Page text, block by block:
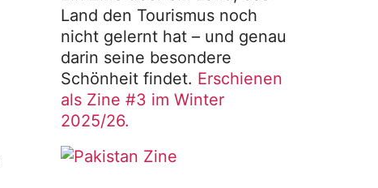
Land den Tourismus noch
nicht gelernt hat – und genau
darin seine besondere
Schönheit findet. Erschienen
als Zine #3 im Winter
2025/26.